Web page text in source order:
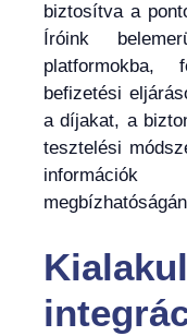
biztosítva a
Íróink
befizetési
a díjakat, a
tesztelési